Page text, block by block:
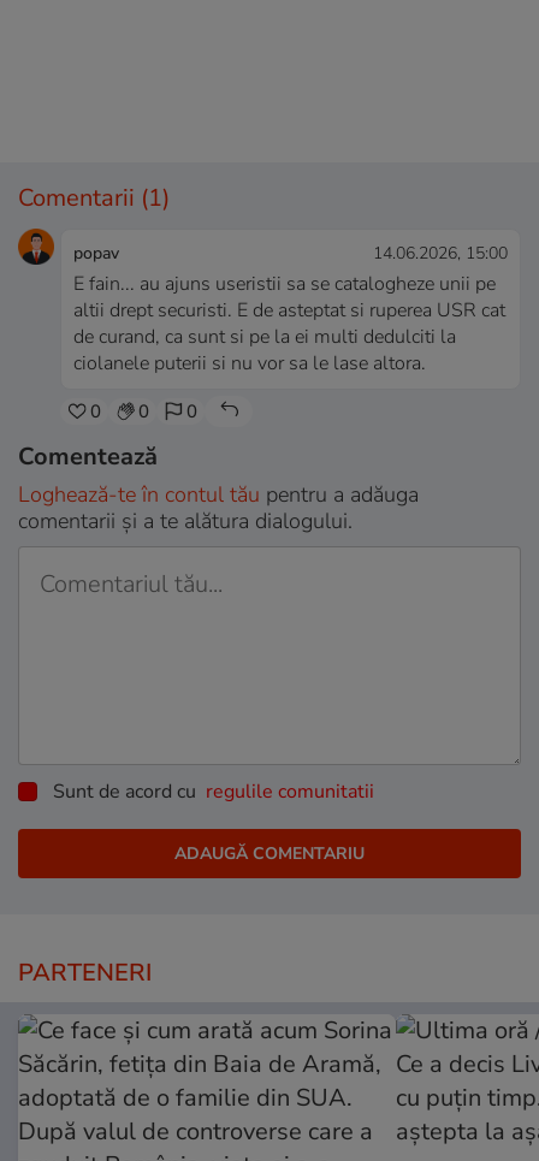
Comentarii (1)
popav 14.06.2026, 15:00
E fain... au ajuns useristii sa se catalogheze unii pe
altii drept securisti. E de asteptat si ruperea USR cat
de curand, ca sunt si pe la ei multi dedulciti la
ciolanele puterii si nu vor sa le lase altora.
0 0 0
Comentează
Loghează-te în contul tău pentru a adăuga
comentarii și a te alătura dialogului.
Sunt de acord cu regulile comunitatii
PARTENERI